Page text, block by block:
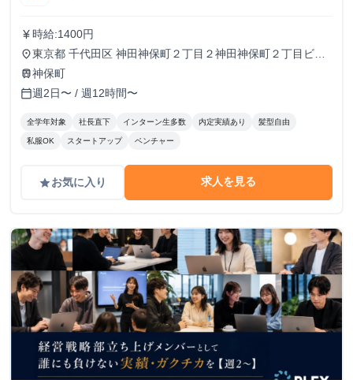
currency_yen 時給:1400円
place東京都 千代田区 神田神保町２丁目２神田神保町２丁目ビル
５０２号室
train神保町
calendar_today週2日〜 / 週12時間〜
全学年対象 社長直下 インターン生多数 内定実績あり 髪型自由
私服OK スタートアップ ベンチャー
gradeお気に入り 求人を見る